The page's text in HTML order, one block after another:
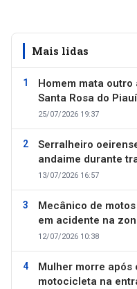
Mais lidas
Homem mata
Santa Rosa do Piauí
25/07/2026 19:37
Serralheiro
andaime durante
13/07/2026 16:57
Mecânico de
em acidente na
12/07/2026 10:38
Mulher morre após
motocicleta na